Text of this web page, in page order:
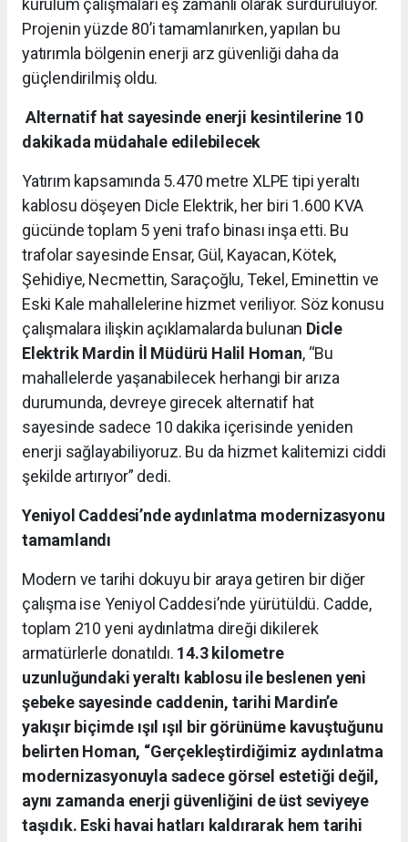
kurulum çalışmaları eş zamanlı olarak sürdürülüyor.
Projenin yüzde 80’i tamamlanırken, yapılan bu
yatırımla bölgenin enerji arz güvenliği daha da
güçlendirilmiş oldu.
Alternatif hat sayesinde enerji kesintilerine 10
dakikada müdahale edilebilecek
Yatırım kapsamında 5.470 metre XLPE tipi yeraltı
kablosu döşeyen Dicle Elektrik, her biri 1.600 KVA
gücünde toplam 5 yeni trafo binası inşa etti. Bu
trafolar sayesinde Ensar, Gül, Kayacan, Kötek,
Şehidiye, Necmettin, Saraçoğlu, Tekel, Eminettin ve
Eski Kale mahallelerine hizmet veriliyor. Söz konusu
çalışmalara ilişkin açıklamalarda bulunan Dicle
Elektrik Mardin İl Müdürü Halil Homan, “Bu
mahallelerde yaşanabilecek herhangi bir arıza
durumunda, devreye girecek alternatif hat
sayesinde sadece 10 dakika içerisinde yeniden
enerji sağlayabiliyoruz. Bu da hizmet kalitemizi ciddi
şekilde artırıyor” dedi.
Yeniyol Caddesi’nde aydınlatma modernizasyonu
tamamlandı
Modern ve tarihi dokuyu bir araya getiren bir diğer
çalışma ise Yeniyol Caddesi’nde yürütüldü. Cadde,
toplam 210 yeni aydınlatma direği dikilerek
armatürlerle donatıldı. 14.3 kilometre
uzunluğundaki yeraltı kablosu ile beslenen yeni
şebeke sayesinde caddenin, tarihi Mardin’e
yakışır biçimde ışıl ışıl bir görünüme kavuştuğunu
belirten Homan, “Gerçekleştirdiğimiz aydınlatma
modernizasyonuyla sadece görsel estetiği değil,
aynı zamanda enerji güvenliğini de üst seviyeye
taşıdık. Eski havai hatları kaldırarak hem tarihi